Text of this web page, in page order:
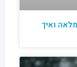
ואיך